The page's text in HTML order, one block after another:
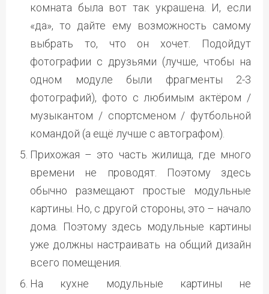
комната была вот так украшена. И, если
«да», то дайте ему возможность самому
выбрать то, что он хочет. Подойдут
фотографии с друзьями (лучше, чтобы на
одном модуле были фрагменты 2-3
фотографий), фото с любимым актёром /
музыкантом / спортсменом / футбольной
командой (а ещё лучше с автографом).
Прихожая – это часть жилища, где много
времени не проводят. Поэтому здесь
обычно размещают простые модульные
картины. Но, с другой стороны, это – начало
дома. Поэтому здесь модульные картины
уже должны настраивать на общий дизайн
всего помещения.
На кухне модульные картины не